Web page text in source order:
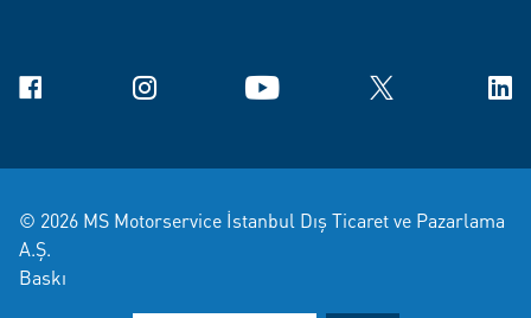
Facebook Instagram YouTube X
© 2026 MS Motorservice İstanbul Dış Ticaret ve Pazarlama
A.Ş.
Baskı